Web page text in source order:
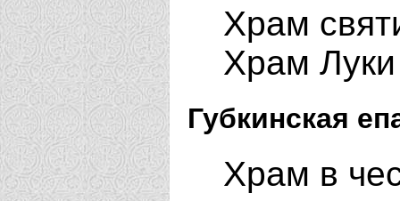
Храм
Храм Луки
Губкинская
Храм в